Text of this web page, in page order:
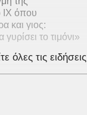
ΙΧ όπου
και γιος:
το τιμόνι»
όλες τις ειδήσεις